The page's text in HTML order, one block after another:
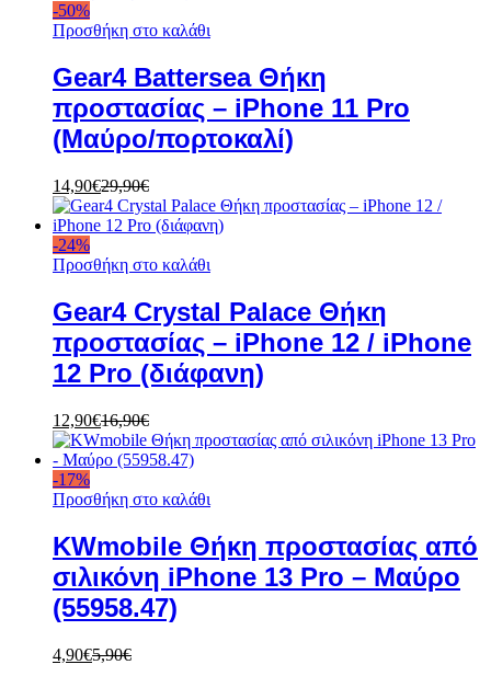
-50%
Προσθήκη στο καλάθι
Gear4 Battersea Θήκη
προστασίας – iPhone 11 Pro
(Μαύρο/πορτοκαλί)
14,90€29,90€
-24%
Προσθήκη στο καλάθι
Gear4 Crystal Palace Θήκη
προστασίας – iPhone 12 / iPhone
12 Pro (διάφανη)
12,90€16,90€
-17%
Προσθήκη στο καλάθι
KWmobile Θήκη προστασίας από
σιλικόνη iPhone 13 Pro – Μαύρο
(55958.47)
4,90€5,90€